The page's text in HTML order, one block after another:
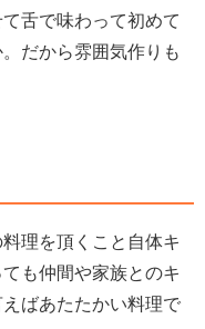
舌で味わって初めて
だから雰囲気作りも
理を頂くこと自体キ
も仲間や家族とのキ
ばあたたかい料理で